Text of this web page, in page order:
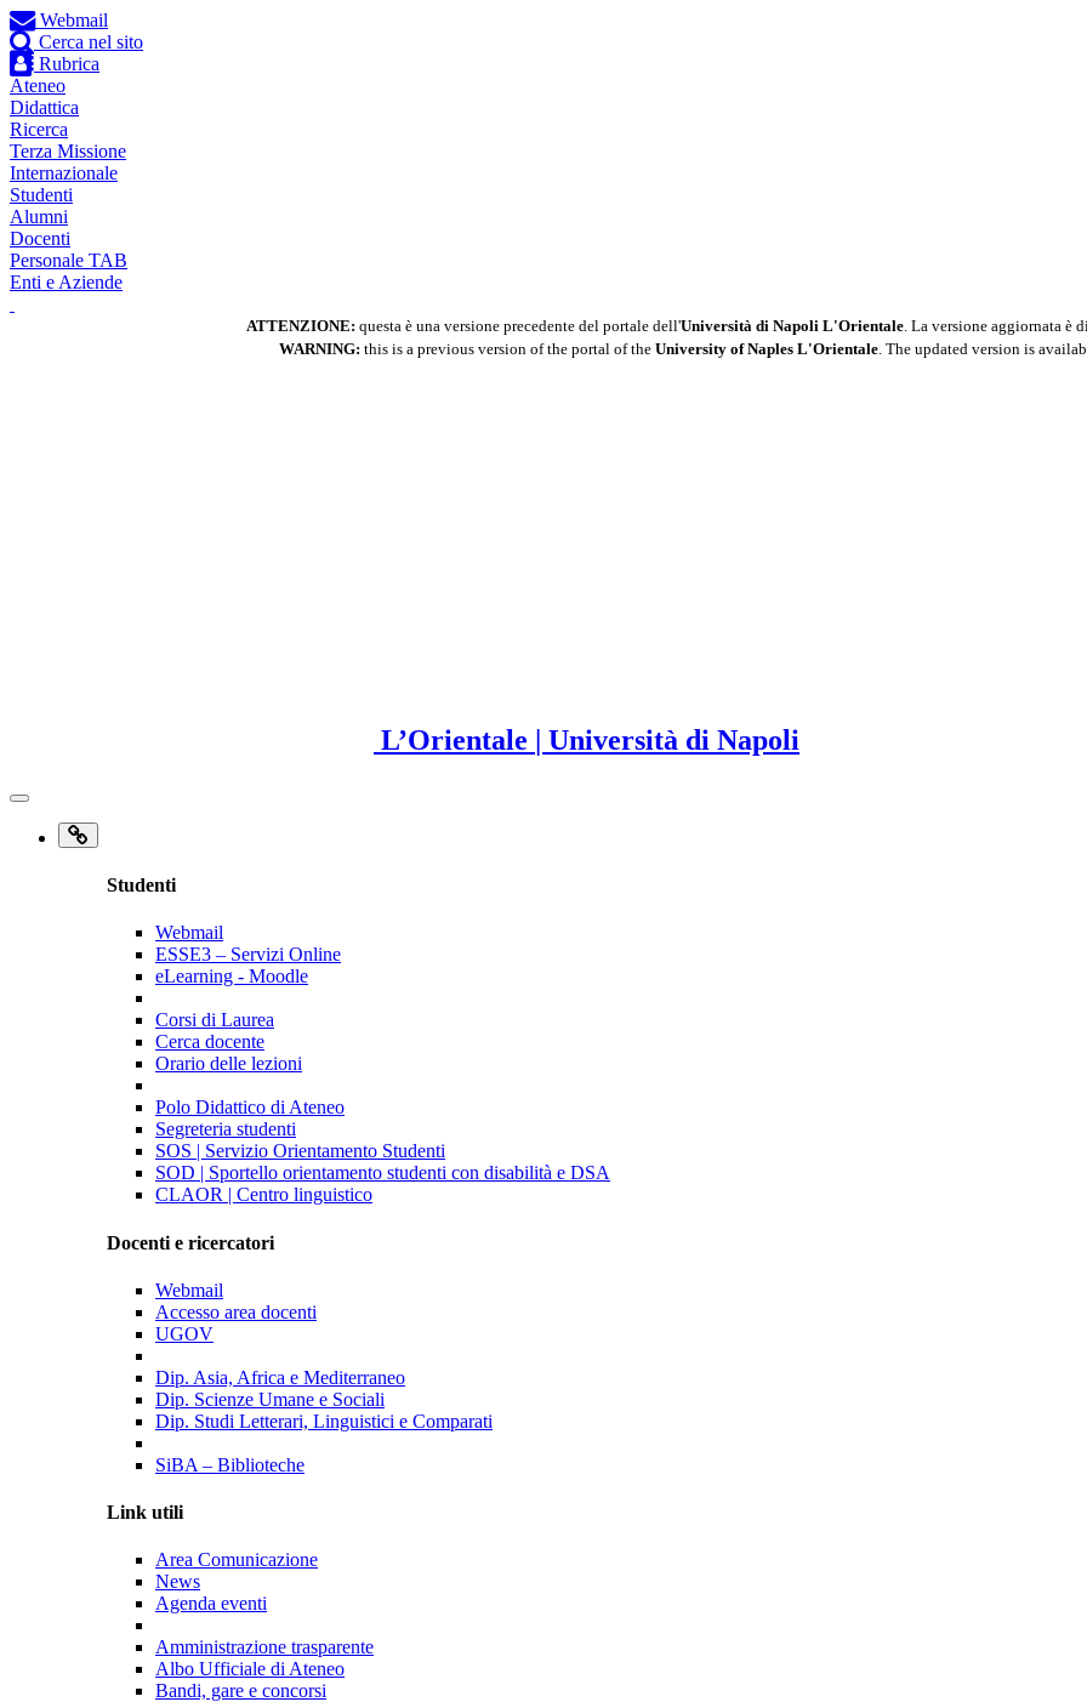
Webmail
Cerca nel sito
Rubrica
Ateneo
Didattica
Ricerca
Terza Missione
Internazionale
Studenti
Alumni
Docenti
Personale TAB
Enti e Aziende
ATTENZIONE: questa è una versione precedente del portale dell'Università di Napoli L'Orientale. La versione aggiornata è
WARNING: this is a previous version of the portal of the University of Naples L'Orientale. The updated version is
L’Orientale | Università di Napoli
Studenti
Webmail
ESSE3 – Servizi Online
eLearning - Moodle
Corsi di Laurea
Cerca docente
Orario delle lezioni
Polo Didattico di Ateneo
Segreteria studenti
SOS | Servizio Orientamento Studenti
SOD | Sportello orientamento studenti con disabilità e DSA
CLAOR | Centro linguistico
Docenti e ricercatori
Webmail
Accesso area docenti
UGOV
Dip. Asia, Africa e Mediterraneo
Dip. Scienze Umane e Sociali
Dip. Studi Letterari, Linguistici e Comparati
SiBA – Biblioteche
Link utili
Area Comunicazione
News
Agenda eventi
Amministrazione trasparente
Albo Ufficiale di Ateneo
Bandi, gare e concorsi